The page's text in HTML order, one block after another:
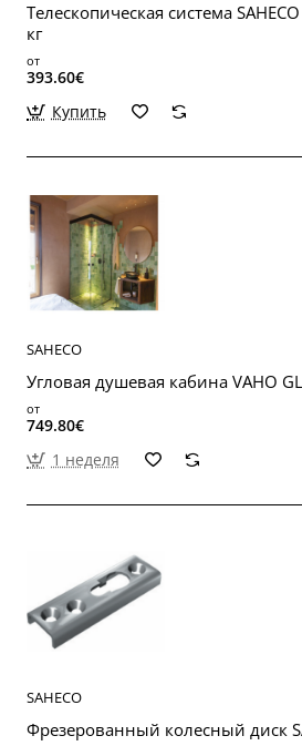
Телескопическая система
кг
от
393.60€
Купить
SAHECO
Угловая душевая кабина VAHO
от
749.80€
1 неделя
SAHECO
Фрезерованный колесный диск